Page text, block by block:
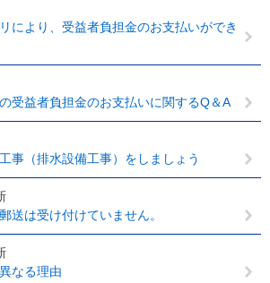
により、受益者負担金のお支払いができ
受益者負担金のお支払いに関するQ＆A
事（排水設備工事）をしましょう
送は受け付けていません。
なる理由